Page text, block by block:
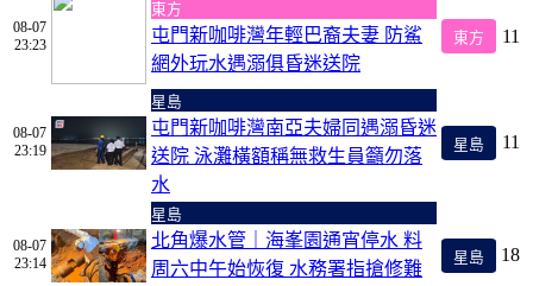
08-07
23:23
東方
屯門新咖啡灣年輕巴裔夫妻 防鯊
網外玩水遇溺俱昏迷送院
東方 11
08-07
23:19
星島
屯門新咖啡灣南亞夫婦同遇溺昏迷
送院 泳灘橫額稱無救生員籲勿落
水
星島 11
08-07
23:14
星島
北角爆水管｜海峯園通宵停水 料
周六中午始恢復 水務署指搶修難
星島 18